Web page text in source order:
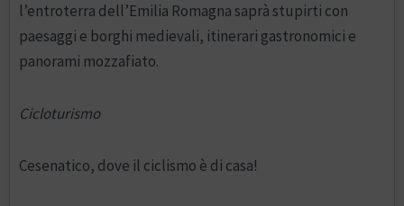
l’entroterra dell’Emilia Romagna saprà stupirti con
paesaggi e borghi medievali, itinerari gastronomici e
panorami mozzafiato.
Cicloturismo
Cesenatico, dove il ciclismo è di casa!